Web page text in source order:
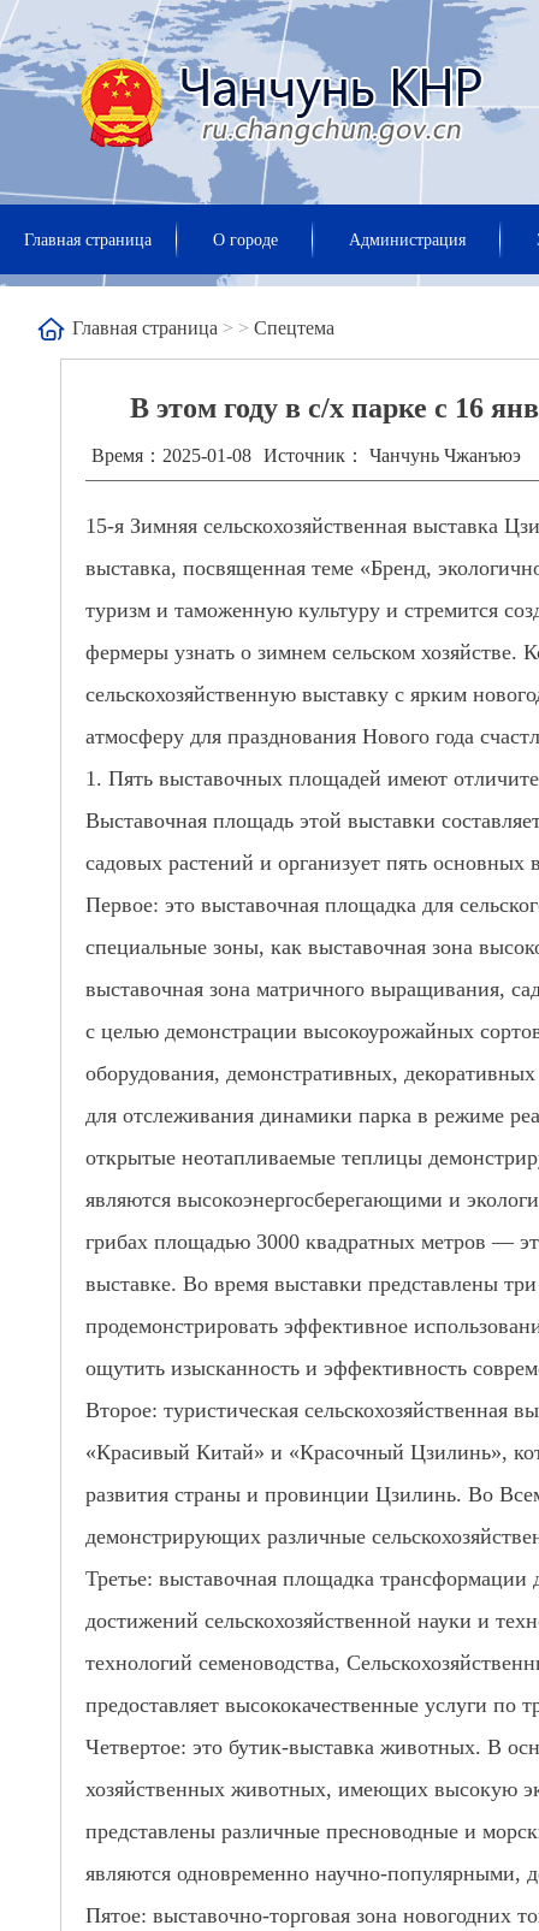
Главная страница О городе Администрация
Главная страница > > Спецтема
В этом году в с/х парке c 16
Время：2025-01-08 Источник： Чанчунь Чжанъюэ
15-я Зимняя сельскохозяйственная выставка
выставка, посвященная теме «Бренд,
туризм и таможенную культуру и стремится
фермеры узнать о зимнем сельском хозяйстве.
сельскохозяйственную выставку с ярким
атмосферу для празднования Нового года
1. Пять выставочных площадей имеют
Выставочная площадь этой выставки
садовых растений и организует пять основных
Первое: это выставочная площадка для
специальные зоны, как выставочная зона
выставочная зона матричного выращивания,
с целью демонстрации высокоурожайных
оборудования, демонстративных,
для отслеживания динамики парка в режиме
открытые неотапливаемые теплицы
являются высокоэнергосберегающими и
грибах площадью 3000 квадратных метров —
выставке. Во время выставки представлены
продемонстрировать эффективное
ощутить изысканность и эффективность
Второе: туристическая
«Красивый Китай» и «Красочный Цзилинь»,
развития страны и провинции Цзилинь. Во
демонстрирующих различные
Третье: выставочная площадка
достижений сельскохозяйственной науки и
технологий семеноводства,
предоставляет высококачественные услуги по
Четвертое: это бутик-выставка животных. В
хозяйственных животных, имеющих высокую
представлены различные пресноводные и
являются одновременно научно-популярными,
Пятое: выставочно-торговая зона новогодних